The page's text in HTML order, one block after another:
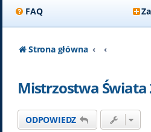
FAQ
Strona główna
Mistrzostwa Świata
ODPOWIEDZ